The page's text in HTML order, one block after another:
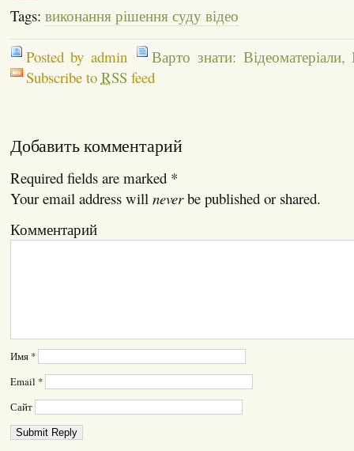
Tags: виконання рішення суду відео
Posted by admin Варто знати: Відеоматеріали,
Subscribe to RSSfeed
Добавить комментарий
Required fields are marked *
Your email address will neverbe published or shared.
Комментарий
Имя *
Email *
Сайт